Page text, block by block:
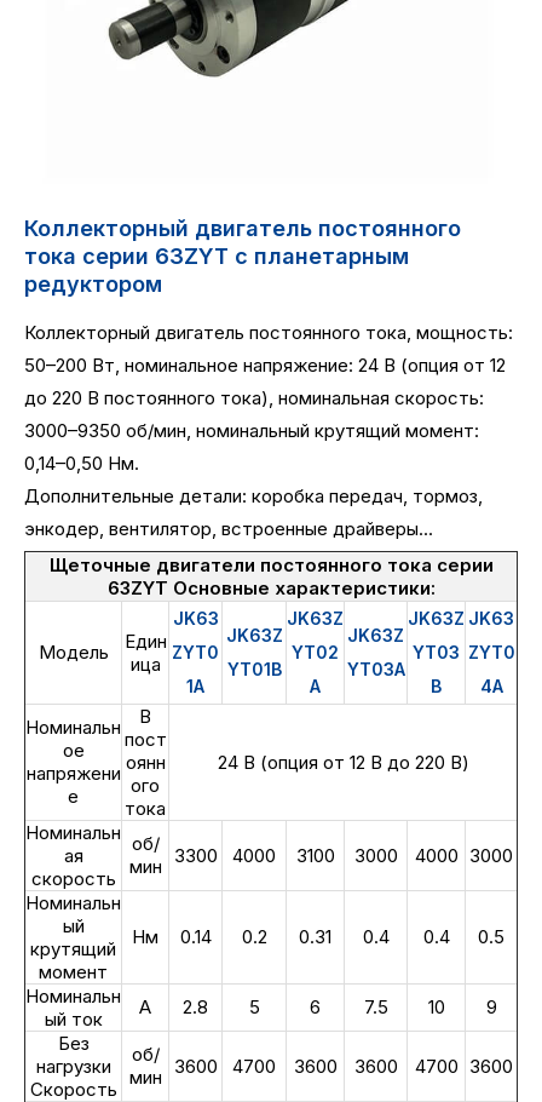
Коллекторный двигатель постоянного
тока серии 63ZYT с планетарным
редуктором
Коллекторный двигатель постоянного тока, мощность:
50–200 Вт, номинальное напряжение: 24 В (опция от 12
до 220 В постоянного тока), номинальная скорость:
3000–9350 об/мин, номинальный крутящий момент:
0,14–0,50 Нм.
Дополнительные детали: коробка передач, тормоз,
энкодер, вентилятор, встроенные драйверы...
Щеточные двигатели постоянного тока серии
63ZYT Основные характеристики:
Модель
Един
ица
JK63
ZYT0
1A
JK63Z
YT01B
JK63Z
YT02
A
JK63Z
YT03A
JK63Z
YT03
B
JK63
ZYT0
4A
Номинальн
ое
напряжени
е
В
пост
оянн
ого
тока
24 В (опция от 12 В до 220 В)
Номинальн
ая
скорость
об/
мин
3300 4000 3100 3000 4000 3000
Номинальн
ый
крутящий
момент
Нм 0.14 0.2 0.31 0.4 0.4 0.5
Номинальн
ый ток
А 2.8 5 6 7.5 10
9
Без
нагрузки
Скорость
об/
мин
3600 4700 3600 3600 4700 3600